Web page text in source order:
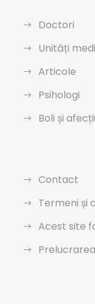
Doctori
Unități
Articole
Psihologi
Boli și
Contact
Termeni și
Acest site